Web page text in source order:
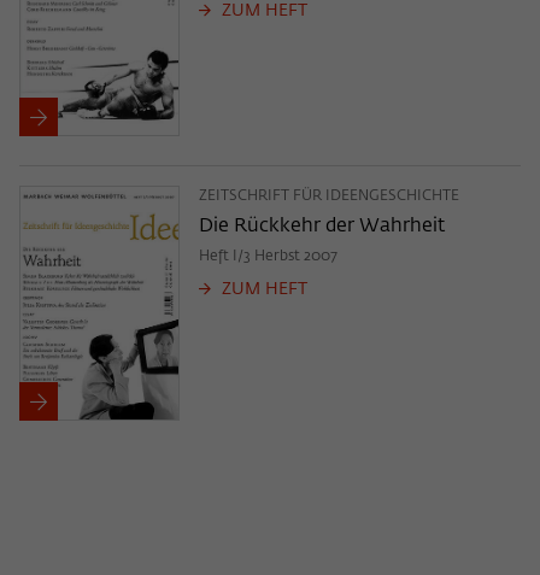
ZUM HEFT
ZEITSCHRIFT FÜR IDEENGESCHICHTE
Die Rückkehr der Wahrheit
Heft I/3 Herbst 2007
ZUM HEFT